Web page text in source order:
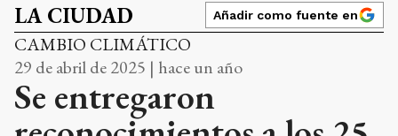
LA CIUDAD Añadir como fuente en
CAMBIO CLIMÁTICO
29 de abril de 2025 | hace un año
Se entregaron